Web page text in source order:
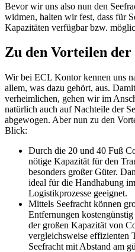
Bevor wir uns also nun den
widmen, halten wir fest, dass für
Kapazitäten verfügbar bzw.
Zu den Vorteilen der
Wir bei ECL Kontor kennen uns
allem, was dazu gehört, aus.
verheimlichen, gehen wir im
natürlich auch auf Nachteile der
abgewogen. Aber nun zu den
Blick:
Durch die 20 und 40 Fuß
nötige Kapazität für den
besonders großer Güter.
ideal für die Handhabung
Logistikprozesse geeignet.
Mittels Seefracht können
Entfernungen
der großen Kapazität von
vergleichsweise effizienten
Seefracht mit Abstand am